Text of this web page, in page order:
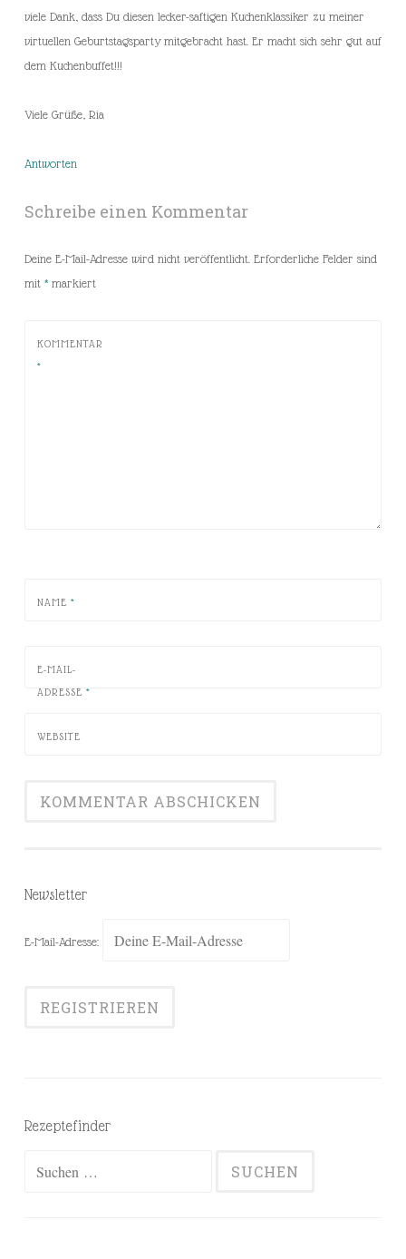
viele Dank, dass Du diesen lecker-saftigen Kuchenklassiker zu meiner
virtuellen Geburtstagsparty mitgebracht hast. Er macht sich sehr gut auf
dem Kuchenbuffet!!!
Viele Grüße, Ria
Antworten
Schreibe einen Kommentar
Deine E-Mail-Adresse wird nicht veröffentlicht. Erforderliche Felder sind
mit *markiert
KOMMENTAR
*
NAME *
E-MAIL-
ADRESSE *
WEBSITE
Newsletter
E-Mail-Adresse:
Rezeptefinder